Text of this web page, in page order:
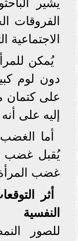
يشير
الفروقات
الاجتماعية
يُمكن
دون لوم
على كتمان
إليه على
أما
يُقبل غضب
غضب
أثر
النفسية
للصور